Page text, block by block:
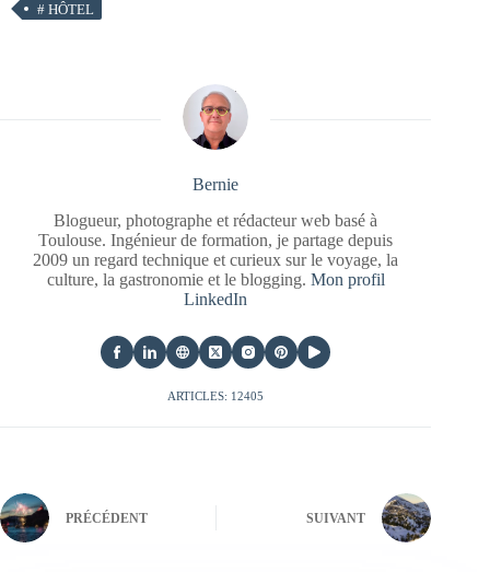
# HÔTEL
Bernie
Blogueur, photographe et rédacteur web basé à
Toulouse. Ingénieur de formation, je partage depuis
2009 un regard technique et curieux sur le voyage, la
culture, la gastronomie et le blogging. Mon profil
LinkedIn
ARTICLES: 12405
PRÉCÉDENT SUIVANT